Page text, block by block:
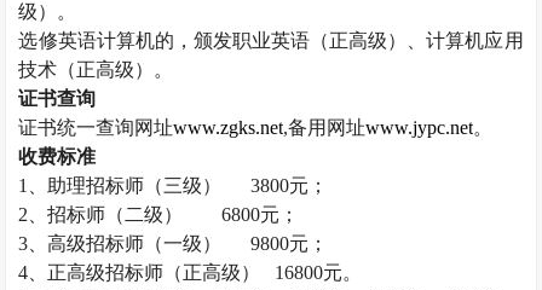
级）。
选修英语计算机的，颁发职业英语（正高级）、计算机应用
技术（正高级）。
证书查询
证书统一查询网址www.zgks.net,备用网址www.jypc.net。
收费标准
1
、助理招标师（三级） 3800元；
2 、招标师（二级） 6800元；
3 、高级招标师（一级） 9800元；
4 、正高级招标师（正高级） 16800元。